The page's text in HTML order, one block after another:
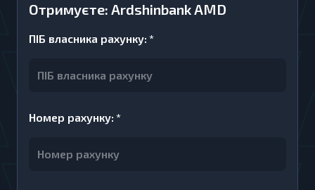
Отримуєте: Ardshinbank AMD
ПІБ власника рахунку: *
Номер рахунку: *